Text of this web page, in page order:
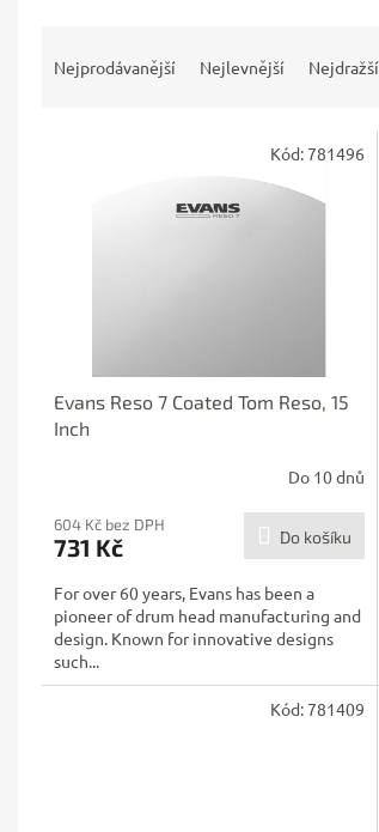
Nejprodávanější Nejlevnější Nejdražší
Evans Reso 7 Coated Tom Reso, 15
Inch
Do 10 dnů
604 Kč bez DPH
731 Kč Do košíku
For over 60 years, Evans has been a
pioneer of drum head manufacturing and
design. Known for innovative designs
such...
Kód:781496
Kód:781409